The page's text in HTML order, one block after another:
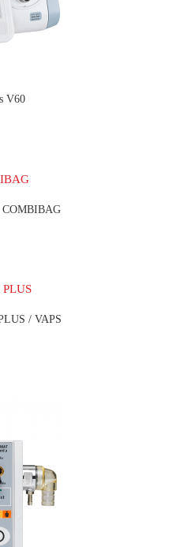
V60
COMBIBAG
/ VAPS